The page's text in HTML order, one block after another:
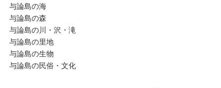
与論島の海
与論島の森
与論島の川・沢・滝
与論島の里地
与論島の生物
与論島の民俗・文化